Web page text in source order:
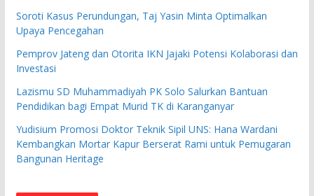
Soroti Kasus Perundungan, Taj Yasin Minta Optimalkan
Upaya Pencegahan
Pemprov Jateng dan Otorita IKN Jajaki Potensi Kolaborasi dan
Investasi
Lazismu SD Muhammadiyah PK Solo Salurkan Bantuan
Pendidikan bagi Empat Murid TK di Karanganyar
Yudisium Promosi Doktor Teknik Sipil UNS: Hana Wardani
Kembangkan Mortar Kapur Berserat Rami untuk Pemugaran
Bangunan Heritage